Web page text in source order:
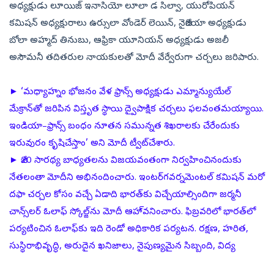
అధ్యక్షుడు లూయిజ్‌ ఇనాసియో లూలా డ సిల్వా, యురోపియన్‌
కమిషన్‌ అధ్యక్షురాలు ఉర్సులా వోండెర్‌ లెయిన్, నైజీరియా అధ్యక్షుడు
బోలా అహ్మద్‌ తినుబు, ఆఫ్రికా యూనియన్‌ అధ్యక్షుడు అజలీ
అసౌమనీ తదితరుల నాయకులతో మోదీ వేర్వేరుగా చర్చలు జరిపారు.
► ‘మధ్యాహ్నం భోజనం వేళ ఫ్రాన్స్‌ అధ్యక్షుడు ఎమ్మాన్యుయేల్‌
మేక్రాన్‌తో జరిపిన విస్తృత స్థాయి ద్వైపాక్షిక చర్చలు ఫలవంతమయ్యాయి.
ఇండియా–ఫ్రాన్స్‌ బంధం నూతన సమున్నత శిఖరాలకు చేరేందుకు
ఇరువురం కృషిచేస్తాం’ అని మోదీ ట్వీట్‌చేశారు.
► జీ20 సారథ్య బాధ్యతలను విజయవంతంగా నిర్వహించినందుకు
నేతలంతా మోదీని అభినందించారు. ఇంటర్‌గవర్నమెంటల్‌ కమిషన్‌ మరో
దఫా చర్చల కోసం వచ్చే ఏడాది భారత్‌కు విచ్చేయాల్సిందిగా జర్మనీ
చాన్స్‌లర్‌ ఓలాఫ్‌ స్కోల్జ్‌ను మోదీ ఆహా్వనించారు. ఫిబ్రవరిలో భారత్‌లో
పర్యటించిన ఓలాఫ్‌కు ఇది రెండో అధికారిక పర్యటన. రక్షణ, హరిత,
సుస్థిరాభివృద్ధి, అరుదైన ఖనిజాలు, నైపుణ్యమైన సిబ్బంది, విద్య